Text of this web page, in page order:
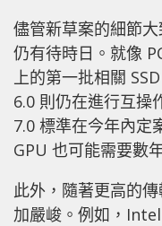
儘管新草案的細節
仍有待時日。就像
上的第一批相關
6.0 則仍在進行互操
7.0 標準在今年內定
GPU 也可能需要數
此外，隨著更高的
加嚴峻。例如，